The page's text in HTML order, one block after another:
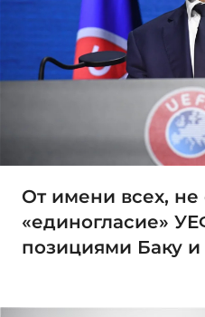
От имени всех,
«единогласие»
позициями Баку и